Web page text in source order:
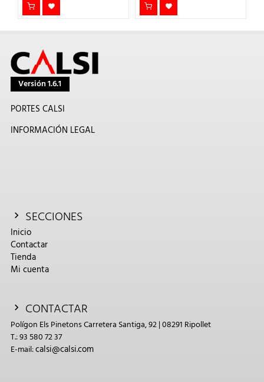
Versión 1.6.1
PORTES CALSI
INFORMACIÓN LEGAL
SECCIONES
Inicio
Contactar
Tienda
Mi cuenta
CONTACTAR
Polígon Els Pinetons Carretera Santiga, 92 | 08291 Ripollet
T.: 93 580 72 37
E-mail:calsi@calsi.com